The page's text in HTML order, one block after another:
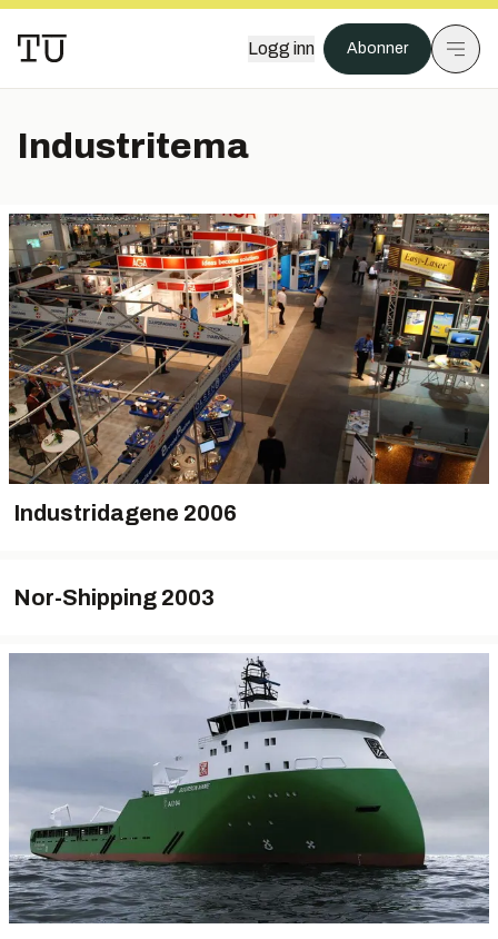
Logg inn Abonner
Industritema
Industridagene 2006
Nor-Shipping 2003